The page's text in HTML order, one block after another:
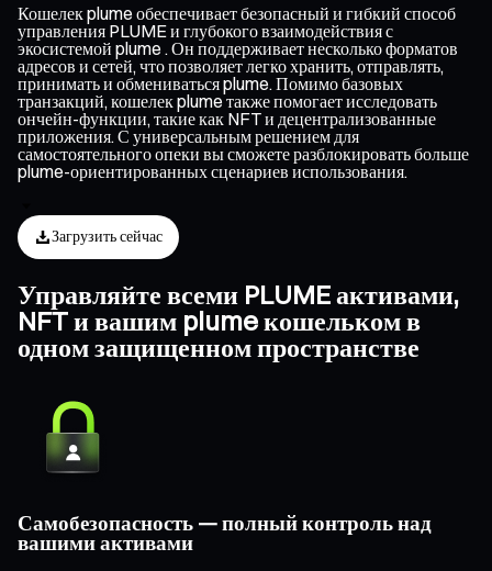
Кошелек plume обеспечивает безопасный и гибкий способ
управления PLUME и глубокого взаимодействия с
экосистемой plume . Он поддерживает несколько форматов
адресов и сетей, что позволяет легко хранить, отправлять,
принимать и обмениваться plume. Помимо базовых
транзакций, кошелек plume также помогает исследовать
ончейн-функции, такие как NFT и децентрализованные
приложения. С универсальным решением для
самостоятельного опеки вы сможете разблокировать больше
plume-ориентированных сценариев использования.
Загрузить сейчас
Управляйте всеми PLUME активами,
NFT и вашим plume кошельком в
одном защищенном пространстве
Самобезопасность — полный контроль над
вашими активами